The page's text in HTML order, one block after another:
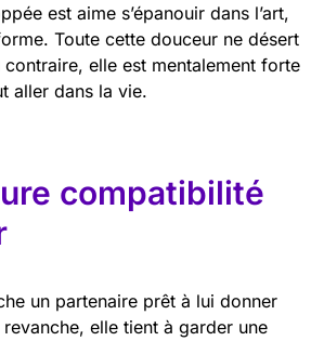
est aime s’épanouir dans l’art,
Toute cette douceur ne désert
elle est mentalement forte
aller dans la vie.
compatibilité
un partenaire prêt à lui donner
elle tient à garder une